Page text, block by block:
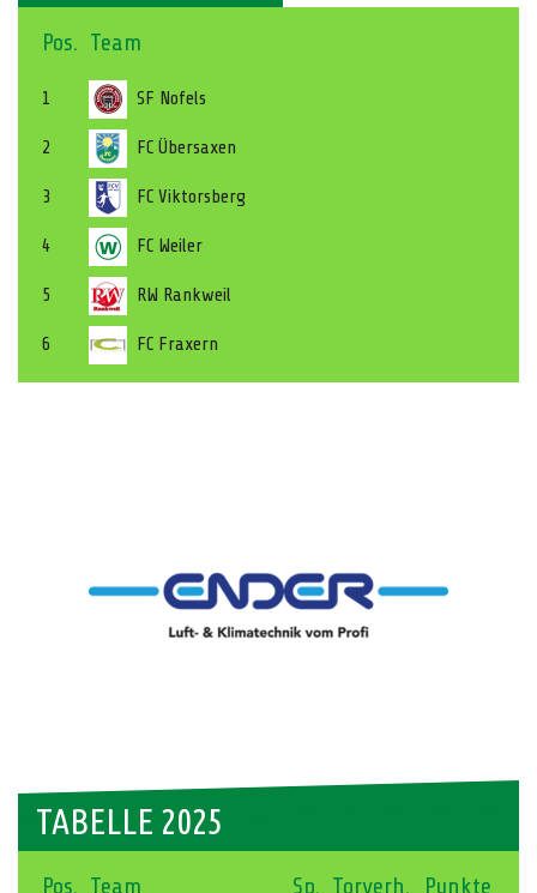
Pos. Team
1 SF Nofels
2 FC Übersaxen
3 FC Viktorsberg
4 FC Weiler
5 RW Rankweil
6 FC Fraxern
TABELLE 2025
Pos. Team Sp. Torverh. Punkte